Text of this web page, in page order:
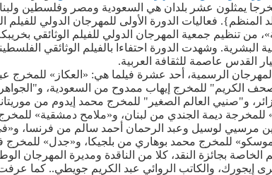
يمثلون عشر بلدان هي السعودية ومصر وفلسطين
المنظم}. فعاليات الدورة الأولى للمهرجان الدولي
من تنظيم جمعية المهرجان الدولي للفيلم الوثائقي
البشرية. وشهدت الدورة احتفاءا بالفيلم الوثائقي
القدس عاصمة للثقافة العربية.
الرسمية، أحد عشرة فيلما هي: «العكاز» للمخرج
الكريم" للمخرج إيهاب ممدوح من السعودية،
و"صنيي العالم الصغير" للمخرج محمد إيدوم من
للمخرجة ديمة الجندي من لبنان، و«ملامح دمشقية»
مرسيي لوسيل وعبد الرحمان أحمد سالم من فرنسا، و«في
للمخرج محمد بوهاري من بلجيكا، و«جدل»
بجائزة النقد، كلا من الناقدة ومديرة المهرجان
إيجورك، والكاتب الروائي عبد الكريم جويطي.. كما